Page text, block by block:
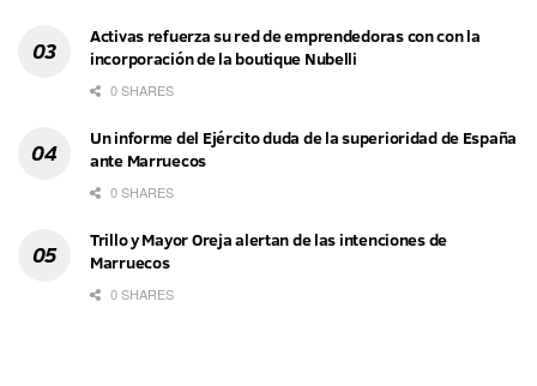
Activas refuerza su red de emprendedoras con con la
incorporación de la boutique Nubelli
0 SHARES
Un informe del Ejército duda de la superioridad de España
ante Marruecos
0 SHARES
Trillo y Mayor Oreja alertan de las intenciones de
Marruecos
0 SHARES